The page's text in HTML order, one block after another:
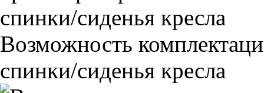
Возможность
спинки/сиденья кресла